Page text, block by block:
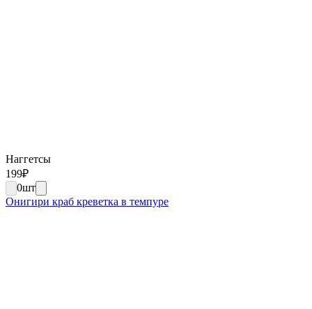
Наггетсы
199₽
0шт
Онигири краб креветка в темпуре